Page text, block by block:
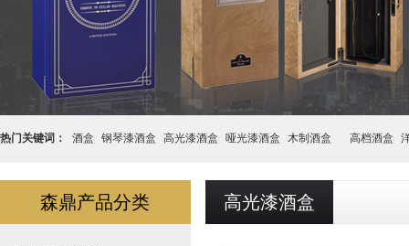
热门关键词： 酒盒 钢琴漆酒盒 高光漆酒盒 哑光漆酒盒 木制酒盒 高档酒盒
盒
森鼎产品分类 高光漆酒盒